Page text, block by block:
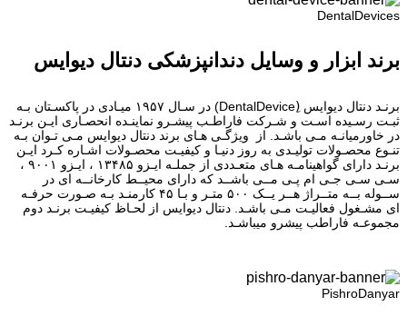
DentalDevices
برند ابزار و وسایل دندانپزشکی دنتال دیوایس
برنـد دنتال دیوایس (ِDentalDevice) در سـال ۱۹۵۷ میـادی در پاکسـتان بـه
ثبـت رسـیده اسـت و شـرکت فاراطـب پیشـرو نماینـده انحصـاری ایـن برنـد
در خاورمیانـه مـی باشـد. از ویژگـی هـای برند دنتال دیوایس مـی تـوان بـه
تنـوع محصـولات تولیـدی به روز دنیـا و کیفیـت محصـولات اشـاره کـرد ایـن
برنـد دارای گواهینامـه هـای متعـددی از جملـه ایـزو ۱۳۴۸۵ ، ایـزو ۹۰۰۱ ،
سـی سـی جـی ام پـی مــی باشــد که دارای محیــط کارخانــه ای در
ســوله بــه متــراژ هــر یــک ۵۰۰ متـر و بـا ۴۵ کارمنـد بـه صـورت حرفـه
ای مشـغول فعالیـت مـی باشـد. دنتال دیوایس از لحـاظ کیفیـت برنـد دوم
مجموعـه فاراطب پیشرو میباشـد.
PishroDanyar